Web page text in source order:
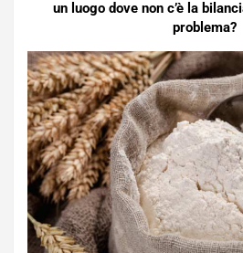
un luogo dove non c’è la
problema?